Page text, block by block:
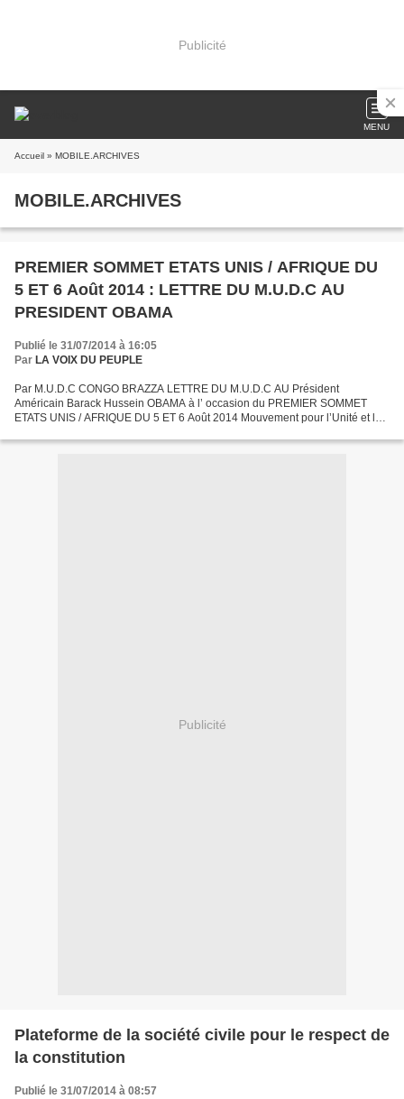
Publicité
MENU
Accueil » MOBILE.ARCHIVES
MOBILE.ARCHIVES
PREMIER SOMMET ETATS UNIS / AFRIQUE DU
5 ET 6 Août 2014 : LETTRE DU M.U.D.C AU
PRESIDENT OBAMA
Publié le 31/07/2014 à 16:05
Par LA VOIX DU PEUPLE
Par M.U.D.C CONGO BRAZZA LETTRE DU M.U.D.C AU Président
Américain Barack Hussein OBAMA à l’ occasion du PREMIER SOMMET
ETATS UNIS / AFRIQUE DU 5 ET 6 Août 2014 Mouvement pour l’Unité et le
Publicité
Plateforme de la société civile pour le respect de
la constitution
Publié le 31/07/2014 à 08:57